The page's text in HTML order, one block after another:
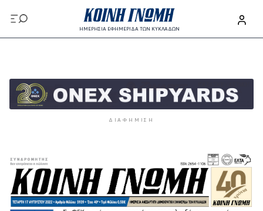
Παράκαμψη προς το κυρίως περιεχόμενο
ΗΜΕΡΗΣΙΑ ΕΦΗΜΕΡΙΔΑ ΤΩΝ ΚΥΚΛΑΔΩΝ
ΔΙΑΦΉΜΙΣΗ